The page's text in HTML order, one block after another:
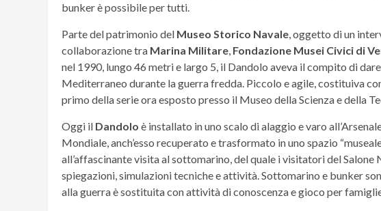
bunker è possibile per tutti.
Parte del patrimonio del Museo Storico Navale, oggetto di un
collaborazione tra Marina Militare, Fondazione Musei Civici di
nel 1990, lungo 46 metri e largo 5, il Dandolo aveva il compito di
Mediterraneo durante la guerra fredda. Piccolo e agile, costituiva
primo della serie ora esposto presso il Museo della Scienza e della
Oggi il Dandolo è installato in uno scalo di alaggio e varo
Mondiale, anch’esso recuperato e trasformato in uno spazio
all’affascinante visita al sottomarino, del quale i visitatori del
spiegazioni, simulazioni tecniche e attività. Sottomarino e bunker
alla guerra è sostituita con attività di conoscenza e gioco per